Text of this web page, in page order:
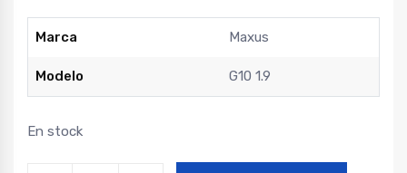
Marca Maxus
Modelo G10 1.9
En stock